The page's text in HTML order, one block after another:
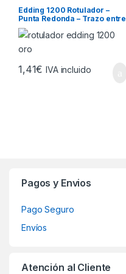
Edding 1200 Rotulador –
Punta Redonda – Trazo entre
1 y 3 mm. – Tinta con Base de
Agua – Color Oro
1,41€ IVA incluido
Pagos y Envios
Pago Seguro
Envíos
Atención al Cliente